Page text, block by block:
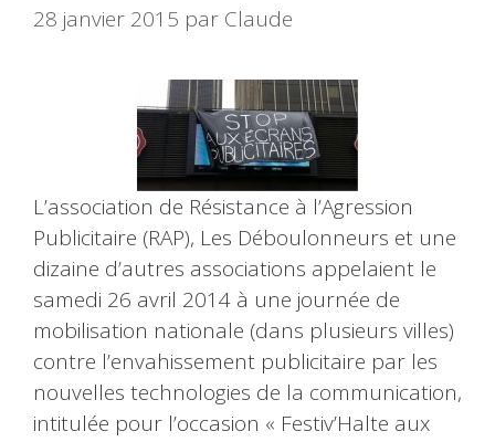
28 janvier 2015 par Claude
L’association de Résistance à l’Agression
Publicitaire (RAP), Les Déboulonneurs et une
dizaine d’autres associations appelaient le
samedi 26 avril 2014 à une journée de
mobilisation nationale (dans plusieurs villes)
contre l’envahissement publicitaire par les
nouvelles technologies de la communication,
intitulée pour l’occasion « Festiv’Halte aux